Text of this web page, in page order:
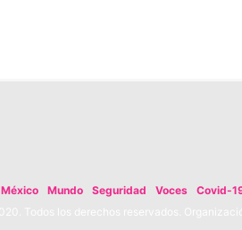
México Mundo Seguridad Voces
Covid-